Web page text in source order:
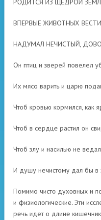
РОДИТСЯ ИЗ ЩЕДРОЙ
ВПЕРВЫЕ ЖИВОТНЫХ
НАДУМАЛ НЕЧИСТЫЙ,
Он птиц и зверей повелел
Их мясо варить и царю
Чтоб кровью кормился, как
Чтоб в сердце растил он
Чтоб злу и насилью не
И душу нечистому дал бы в
Помимо чисто духовных и
и физиологические. Эти
речь идет о длине